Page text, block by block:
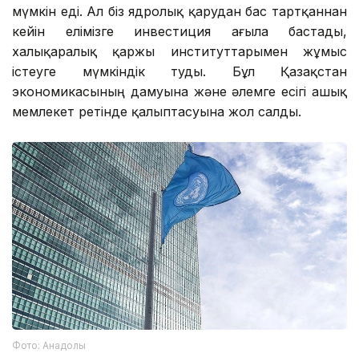
мүмкін еді. Ал біз ядролық қарудан бас тартқаннан
кейін елімізге инвестиция ағыла бастады,
халықаралық қаржы институттарымен жұмыс
істеуге мүмкіндік туды. Бұл Қазақстан
экономикасының дамуына және әлемге есігі ашық
мемлекет ретінде қалыптасуына жол салды.
Фото: Анадолы